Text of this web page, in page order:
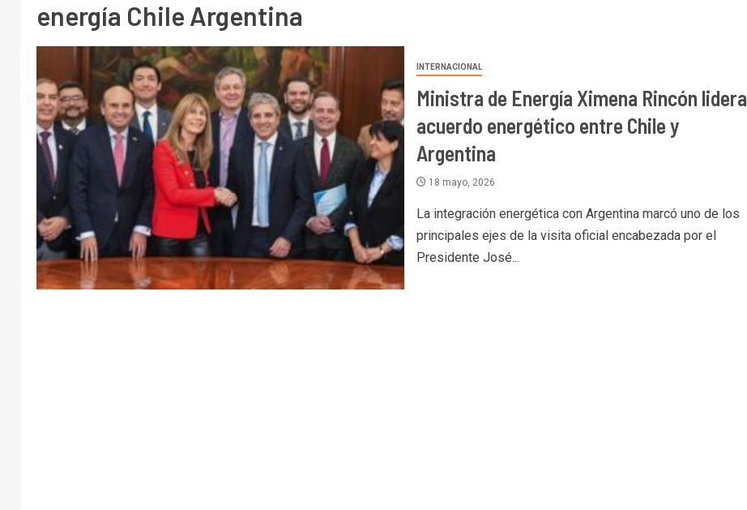
energía Chile Argentina
INTERNACIONAL
Ministra de Energía Ximena Rincón lidera
acuerdo energético entre Chile y
Argentina
18 mayo, 2026
La integración energética con Argentina marcó uno de los
principales ejes de la visita oficial encabezada por el
Presidente José...